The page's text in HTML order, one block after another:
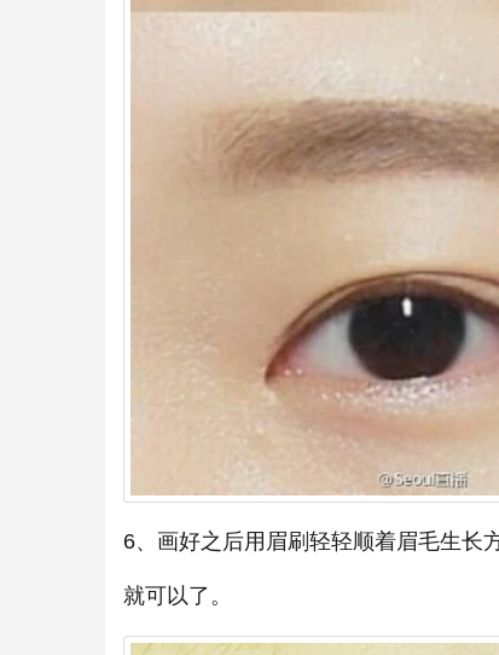
6、画好之后用眉刷轻轻顺着眉毛生长
就可以了。